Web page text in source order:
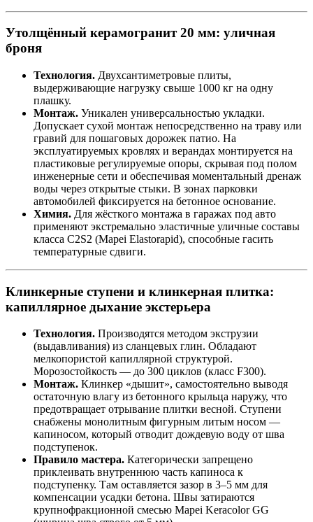
Утолщённый керамогранит 20 мм: уличная
броня
Технология. Двухсантиметровые плиты,
выдерживающие нагрузку свыше 1000 кг на одну
плашку.
Монтаж. Уникален универсальностью укладки.
Допускает сухой монтаж непосредственно на траву или
гравий для пошаговых дорожек патио. На
эксплуатируемых кровлях и верандах монтируется на
пластиковые регулируемые опоры, скрывая под полом
инженерные сети и обеспечивая моментальный дренаж
воды через открытые стыки. В зонах парковки
автомобилей фиксируется на бетонное основание.
Химия. Для жёсткого монтажа в гаражах под авто
применяют экстремально эластичные уличные составы
класса C2S2 (Mapei Elastorapid), способные гасить
температурные сдвиги.
Клинкерные ступени и клинкерная плитка:
капиллярное дыхание экстерьера
Технология. Производятся методом экструзии
(выдавливания) из сланцевых глин. Обладают
мелкопористой капиллярной структурой.
Морозостойкость — до 300 циклов (класс F300).
Монтаж. Клинкер «дышит», самостоятельно выводя
остаточную влагу из бетонного крыльца наружу, что
предотвращает отрывание плитки весной. Ступени
снабжены монолитным фигурным литым носом —
капиносом, который отводит дождевую воду от шва
подступенок.
Правило мастера. Категорически запрещено
приклеивать внутреннюю часть капиноса к
подступенку. Там оставляется зазор в 3–5 мм для
компенсации усадки бетона. Швы затираются
крупнофракционной смесью Mapei Keracolor GG